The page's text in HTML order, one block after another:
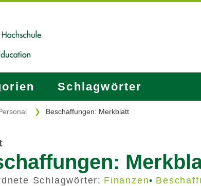
Schlagwörter
Beschaffungen: Merkblatt
Schlagwörter: Finanzen